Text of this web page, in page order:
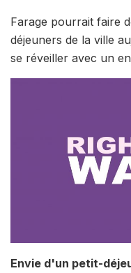
Farage pourrait faire
déjeuners de la ville
se réveiller avec un
Envie d'un petit-